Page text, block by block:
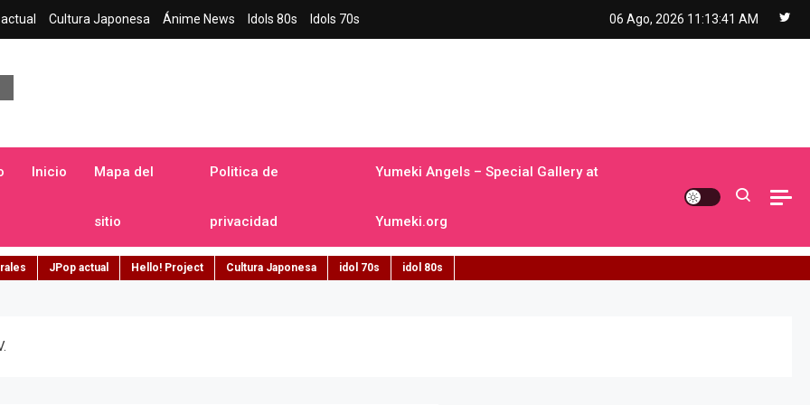
Cultura Japonesa Ánime News Idols 80s Idols 70s 06 Ago, 2026 11:13:42 AM
Inicio Mapa del
sitio
Politica de
privacidad
Yumeki Angels – Special Gallery at
Yumeki.org
JPop actual Hello! Project Cultura Japonesa idol 70s idol 80s